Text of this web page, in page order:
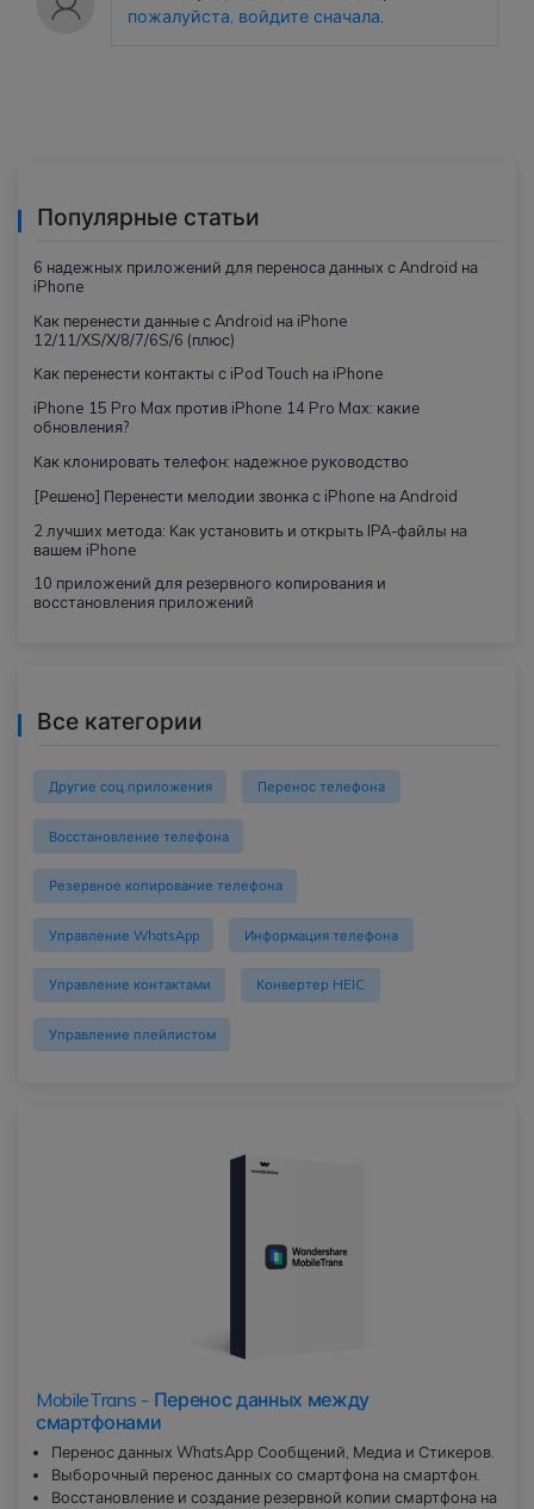
пожалуйста, войдите сначала.
Популярные статьи
6 надежных приложений для переноса данных с Android на
iPhone
Как перенести данные с Android на iPhone
12/11/XS/X/8/7/6S/6 (плюс)
Как перенести контакты с iPod Touch на iPhone
iPhone 15 Pro Max против iPhone 14 Pro Max: какие
обновления?
Как клонировать телефон: надежное руководство
[Решено] Перенести мелодии звонка с iPhone на Android
2 лучших метода: Как установить и открыть IPA-файлы на
вашем iPhone
10 приложений для резервного копирования и
восстановления приложений
Все категории
Другие соц.приложения Перенос телефона
Восстановление телефона
Резервное копирование телефона
Управление WhatsApp Информация телефона
Управление контактами Конвертер HEIC
Управление плейлистом
MobileTrans - Перенос данных между
смартфонами
Перенос данных WhatsApp Сообщений, Медиа и Стикеров.
Выборочный перенос данных со смартфона на смартфон.
Восстановление и создание резервной копии смартфона на